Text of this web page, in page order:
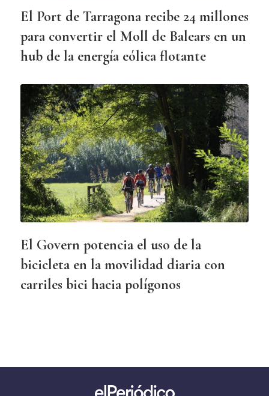
El Port de Tarragona recibe 24 millones
para convertir el Moll de Balears en un
hub de la energía eólica flotante
El Govern potencia el uso de la
bicicleta en la movilidad diaria con
carriles bici hacia polígonos